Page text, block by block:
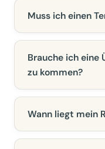
Muss ich einen
Brauche ich eine
zu kommen?
Wann liegt mein